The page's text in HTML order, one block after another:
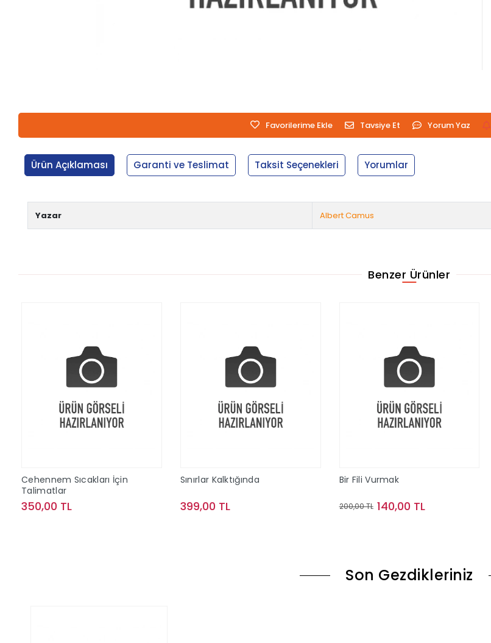
Favorilerime Ekle Tavsiye Et Yorum Yaz
Ürün Açıklaması Garanti ve Teslimat Taksit Seçenekleri Yorumlar
Yazar Albert Camus
Benzer Ürünler
Cehennem Sıcakları İçin
Talimatlar
350,00 TL
Sınırlar Kalktığında
399,00 TL
Bir Fili Vurmak
200,00 TL 140,00 TL
Son Gezdikleriniz